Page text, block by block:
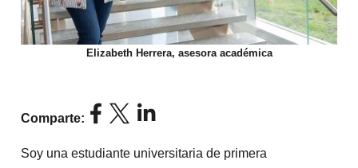
Elizabeth Herrera, asesora académica
Comparte:
Soy una estudiante universitaria de primera